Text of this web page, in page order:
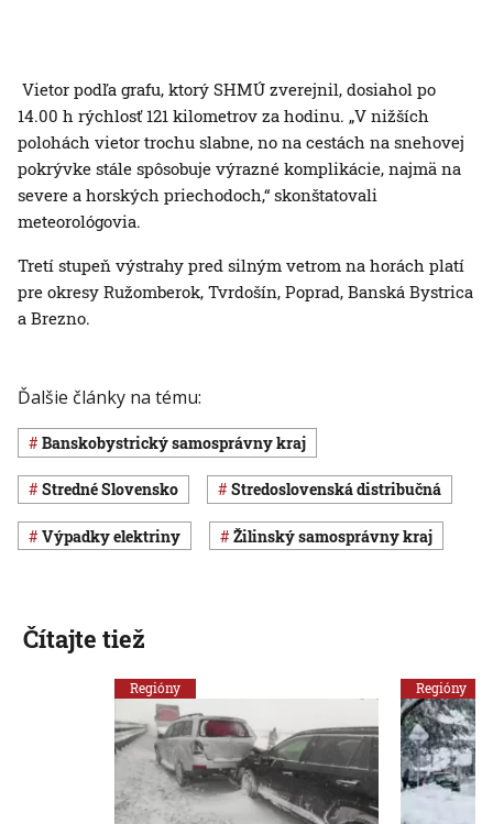
Vietor podľa grafu, ktorý SHMÚ zverejnil, dosiahol po
14.00 h rýchlosť 121 kilometrov za hodinu. „V nižších
polohách vietor trochu slabne, no na cestách na snehovej
pokrývke stále spôsobuje výrazné komplikácie, najmä na
severe a horských priechodoch,“ skonštatovali
meteorológovia.
Tretí stupeň výstrahy pred silným vetrom na horách platí
pre okresy Ružomberok, Tvrdošín, Poprad, Banská Bystrica
a Brezno.
Ďalšie články na tému:
Banskobystrický samosprávny kraj
stredné Slovensko Stredoslovenská distribučná
výpadky elektriny Žilinský samosprávny kraj
Čítajte tiež
Regióny Regióny